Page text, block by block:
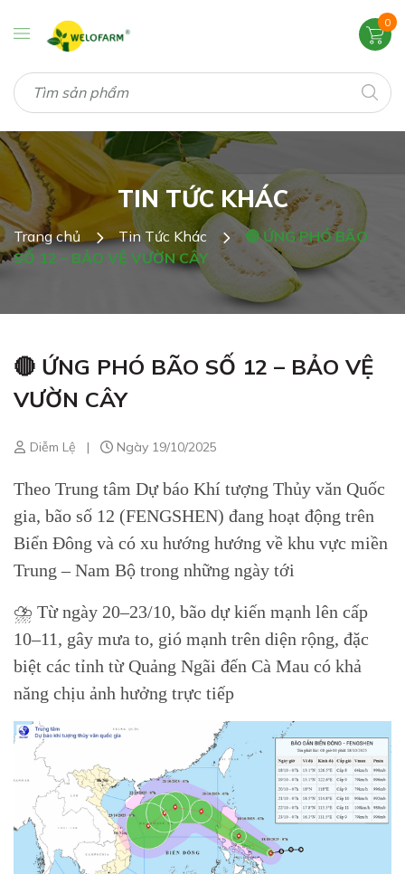
0
TIN TỨC KHÁC
Trang chủ Tin Tức Khác
🔴 ỨNG PHÓ BÃO
SỐ 12 – BẢO VỆ VƯỜN CÂY
🔴 ỨNG PHÓ BÃO SỐ 12 – BẢO VỆ
VƯỜN CÂY
Diễm Lệ | Ngày 19/10/2025
Theo Trung tâm Dự báo Khí tượng Thủy văn Quốc
gia, bão số 12 (FENGSHEN) đang hoạt động trên
Biển Đông và có xu hướng hướng về khu vực miền
Trung – Nam Bộ trong những ngày tới
⛈ Từ ngày 20–23/10, bão dự kiến mạnh lên cấp
10–11, gây mưa to, gió mạnh trên diện rộng, đặc
biệt các tỉnh từ Quảng Ngãi đến Cà Mau có khả
năng chịu ảnh hưởng trực tiếp